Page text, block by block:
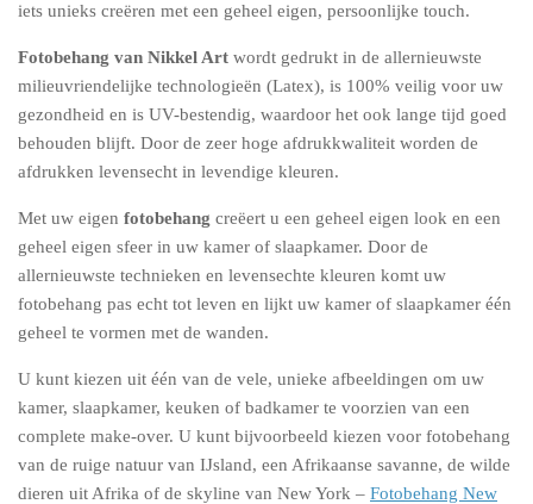
iets unieks creëren met een geheel eigen, persoonlijke touch.
Fotobehang van Nikkel Art wordt gedrukt in de allernieuwste
milieuvriendelijke technologieën (Latex), is 100% veilig voor uw
gezondheid en is UV-bestendig, waardoor het ook lange tijd goed
behouden blijft. Door de zeer hoge afdrukkwaliteit worden de
afdrukken levensecht in levendige kleuren.
Met uw eigen fotobehang creëert u een geheel eigen look en een
geheel eigen sfeer in uw kamer of slaapkamer. Door de
allernieuwste technieken en levensechte kleuren komt uw
fotobehang pas echt tot leven en lijkt uw kamer of slaapkamer één
geheel te vormen met de wanden.
U kunt kiezen uit één van de vele, unieke afbeeldingen om uw
kamer, slaapkamer, keuken of badkamer te voorzien van een
complete make-over. U kunt bijvoorbeeld kiezen voor fotobehang
van de ruige natuur van IJsland, een Afrikaanse savanne, de wilde
dieren uit Afrika of de skyline van New York – Fotobehang New